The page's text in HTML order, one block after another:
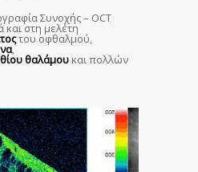
Συνοχής – OCT
και στη μελέτη
του οφθαλμού,
,
θαλάμου και πολλών